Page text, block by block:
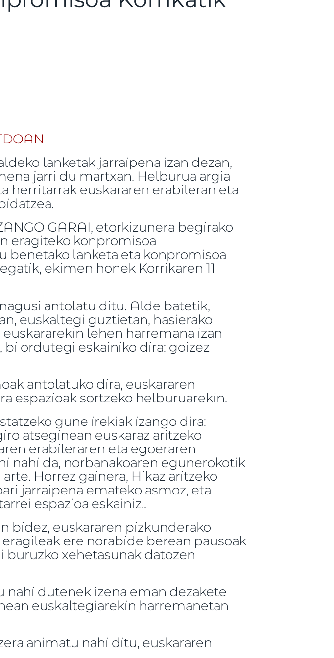
lanketak jarraipena izan dezan,
jarri du martxan. Helburua argia
herritarrak euskararen erabileran eta
GARAI, etorkizunera begirako
eragiteko konpromisoa
benetako lanketa eta konpromisoa
ekimen honek Korrikaren 11
antolatu ditu. Alde batetik,
euskaltegi guztietan, hasierako
lehen harremana izan
ordutegi eskainiko dira: goizez
antolatuko dira, euskararen
espazioak sortzeko helburuarekin.
gune irekiak izango dira:
atseginean euskaraz aritzeko
erabileraren eta egoeraren
nahi da, norbanakoaren egunerokotik
Horrez gainera, Hikaz aritzeko
jarraipena emateko asmoz, eta
espazioa eskainiz..
bidez, euskararen pizkunderako
ere norabide berean pausoak
xehetasunak datozen
nahi dutenek izena eman dezakete
euskaltegiarekin harremanetan
animatu nahi ditu, euskararen